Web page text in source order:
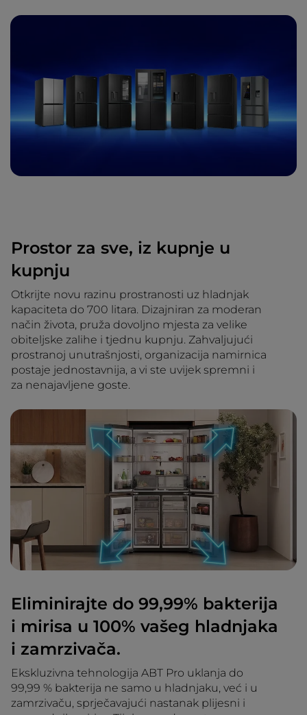
Prostor za sve, iz kupnje u
kupnju
Otkrijte novu razinu prostranosti uz hladnjak
kapaciteta do 700 litara. Dizajniran za moderan
način života, pruža dovoljno mjesta za velike
obiteljske zalihe i tjednu kupnju. Zahvaljujući
prostranoj unutrašnjosti, organizacija namirnica
postaje jednostavnija, a vi ste uvijek spremni i
za nenajavljene goste.
Eliminirajte do 99,99% bakterija
i mirisa u 100% vašeg hladnjaka
i zamrzivača.
Ekskluzivna tehnologija ABT Pro uklanja do
99,99 % bakterija ne samo u hladnjaku, već i u
zamrzivaču, sprječavajući nastanak plijesni i